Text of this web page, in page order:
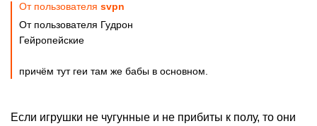
От пользователя svpn
От пользователя Гудрон
Гейропейские
причём тут геи там же бабы в основном.
Если игрушки не чугунные и не прибиты к полу, то они